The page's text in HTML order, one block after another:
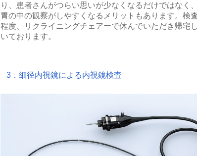
り、患者さんがつらい思いが少なくなるだけではなく
胃の中の観察がしやすくなるメリットもあります。検
程度、リクライニングチェアーで休んでいただき帰宅
いております。
3．細径内視鏡による内視鏡検査